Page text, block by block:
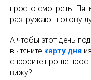
просто смотреть.
разгружают голову
А чтобы этот день
вытяните карту дня
спросите проще
вижу?